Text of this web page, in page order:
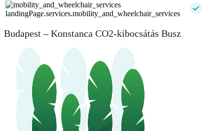
landingPage.services.mobility_and_wheelchair_services
Budapest – Konstanca CO2-kibocsátás Busz